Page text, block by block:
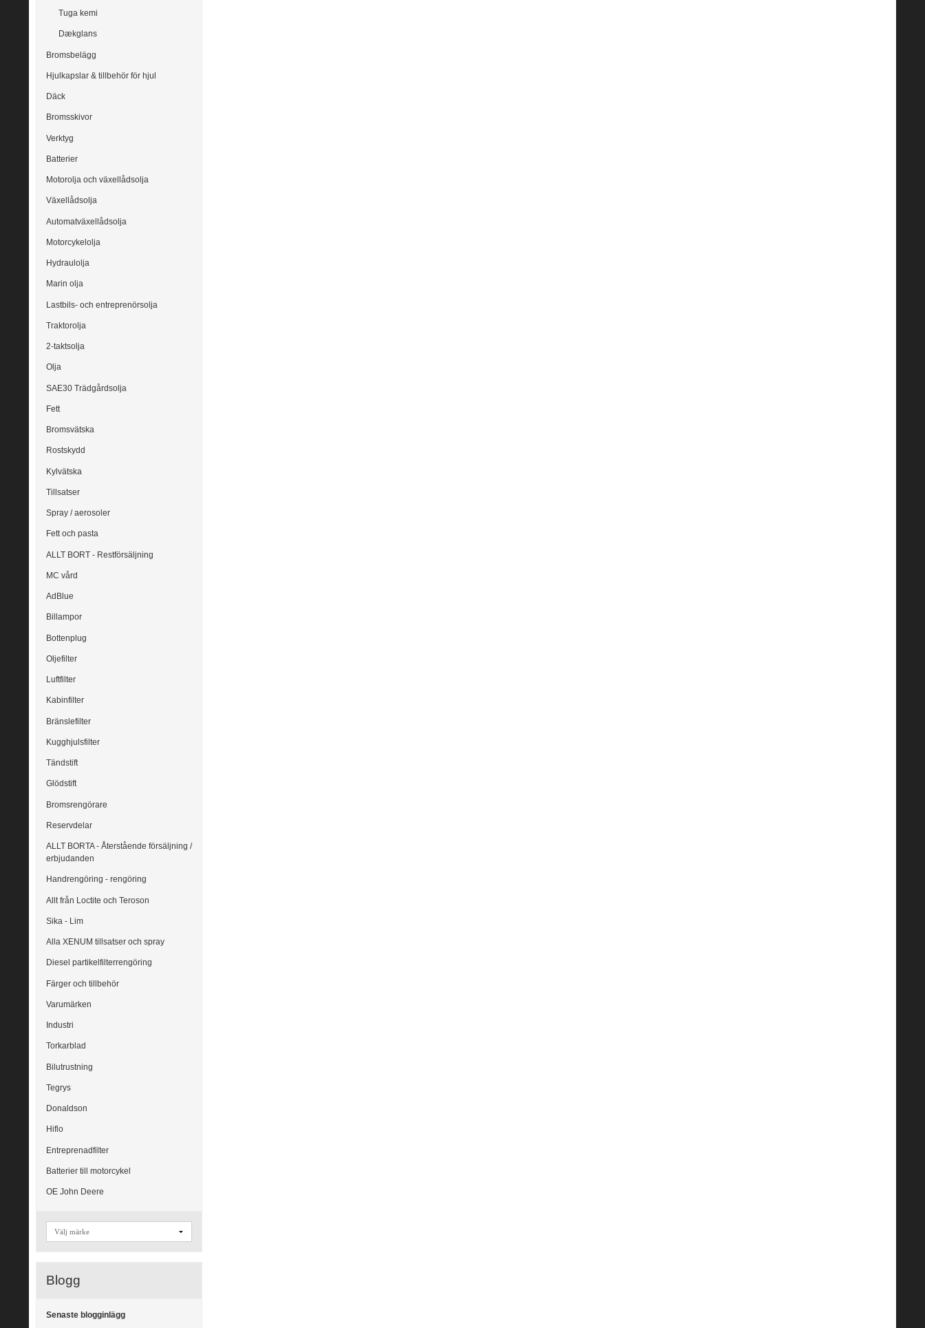
Tuga kemi
Dækglans
Bromsbelägg
Hjulkapslar & tillbehör för hjul
Däck
Bromsskivor
Verktyg
Batterier
Motorolja och växellådsolja
Växellådsolja
Automatväxellådsolja
Motorcykelolja
Hydraulolja
Marin olja
Lastbils- och entreprenörsolja
Traktorolja
2-taktsolja
Olja
SAE30 Trädgårdsolja
Fett
Bromsvätska
Rostskydd
Kylvätska
Tillsatser
Spray / aerosoler
Fett och pasta
ALLT BORT - Restförsäljning
MC vård
AdBlue
Billampor
Bottenplug
Oljefilter
Luftfilter
Kabinfilter
Bränslefilter
Kugghjulsfilter
Tändstift
Glödstift
Bromsrengörare
Reservdelar
ALLT BORTA - Återstående försäljning /
erbjudanden
Handrengöring - rengöring
Allt från Loctite och Teroson
Sika - Lim
Alla XENUM tillsatser och spray
Diesel partikelfilterrengöring
Färger och tillbehör
Varumärken
Industri
Torkarblad
Bilutrustning
Tegrys
Donaldson
Hiflo
Entreprenadfilter
Batterier till motorcykel
OE John Deere
Blogg
Senaste blogginlägg